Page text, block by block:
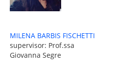
MILENA BARBIS FISCHETTI
supervisor: Prof.ssa
Giovanna Segre